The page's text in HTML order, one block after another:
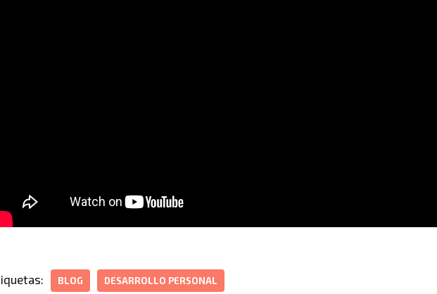
BLOG DESARROLLO PERSONAL